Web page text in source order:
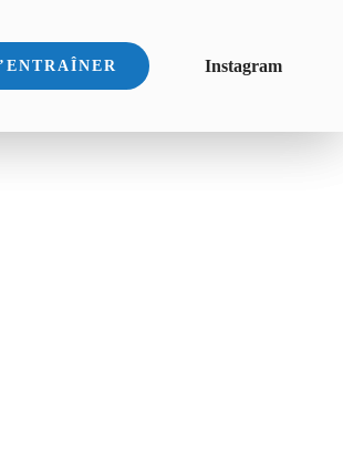
Instagram